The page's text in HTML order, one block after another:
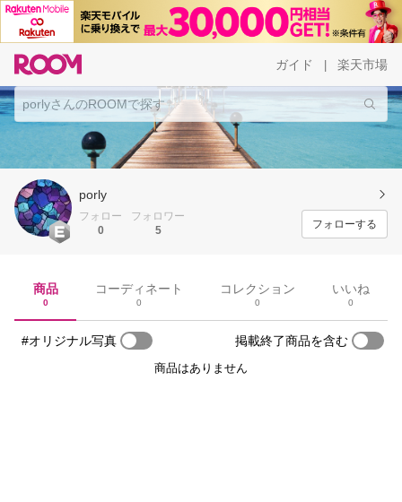
ガイド 楽天市場
porly
フォロー
0
フォロワー
5
フォローする
商品
0
コーディネート
0
コレクション
0
いいね
0
#オリジナル写真 掲載終了商品を含む
商品はありません